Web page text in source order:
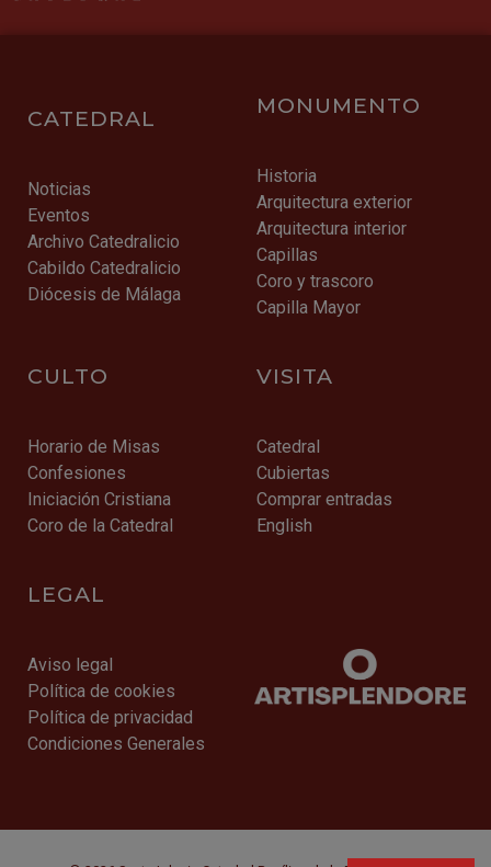
CATEDRAL
Noticias
Eventos
Archivo Catedralicio
Cabildo Catedralicio
Diócesis de Málaga
MONUMENTO
Historia
Arquitectura exterior
Arquitectura interior
Capillas
Coro y trascoro
Capilla Mayor
CULTO
Horario de Misas
Confesiones
Iniciación Cristiana
Coro de la Catedral
VISITA
Catedral
Cubiertas
Comprar entradas
English
LEGAL
Aviso legal
Política de cookies
Política de privacidad
Condiciones Generales